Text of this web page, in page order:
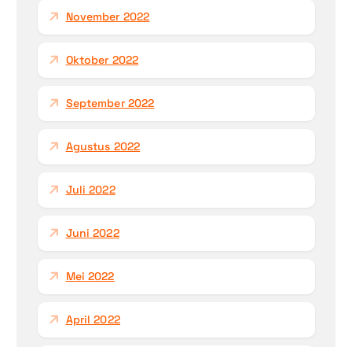
November 2022
Oktober 2022
September 2022
Agustus 2022
Juli 2022
Juni 2022
Mei 2022
April 2022